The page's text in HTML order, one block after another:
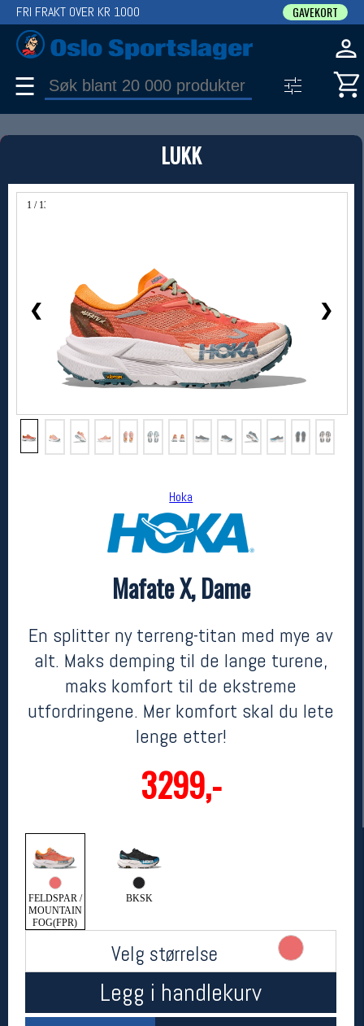
LUKK
1 / 13
❮ ❯
Hoka
Mafate X, Dame
En splitter ny terreng-titan med mye av
alt. Maks demping til de lange turene,
maks komfort til de ekstreme
utfordringene. Mer komfort skal du lete
lenge etter!
3299,-
FELDSPAR /
MOUNTAIN
FOG(FPR)
BKSK
Velg størrelse
Legg i handlekurv
FRI FRAKT OVER KR 1000 GAVEKORT
☰
PRODUKT
Produkter (1)
Bruk filter til å spisse søket
Hoka
kr 3299
Her finner du oss
Oslo Sportslager
Telefon: 23 32 62 00
(telefontid man-fredag klokken 10-13)